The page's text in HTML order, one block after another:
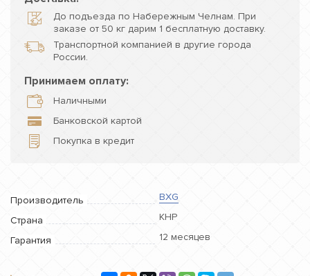
До подъезда по Набережным Челнам. При
заказе от 50 кг дарим 1 бесплатную доставку.
Транспортной компанией в другие города
России.
Принимаем оплату:
Наличными
Банковской картой
Покупка в кредит
Производитель
BXG
Страна
КНР
Гарантия
12 месяцев